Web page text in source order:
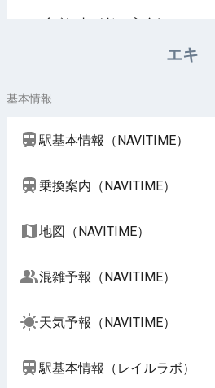
イベント（じゃらん）
エキ
基本情報
駅基本情報（NAVITIME）
乗換案内（NAVITIME）
地図（NAVITIME）
混雑予報（NAVITIME）
天気予報（NAVITIME）
駅基本情報（レイルラボ）